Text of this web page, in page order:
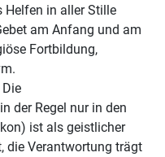
Helfen in aller Stille
am Anfang und am
Fortbildung,
der Regel nur in den
ist als geistlicher
die Verantwortung trägt